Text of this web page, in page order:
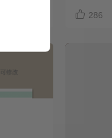
 286